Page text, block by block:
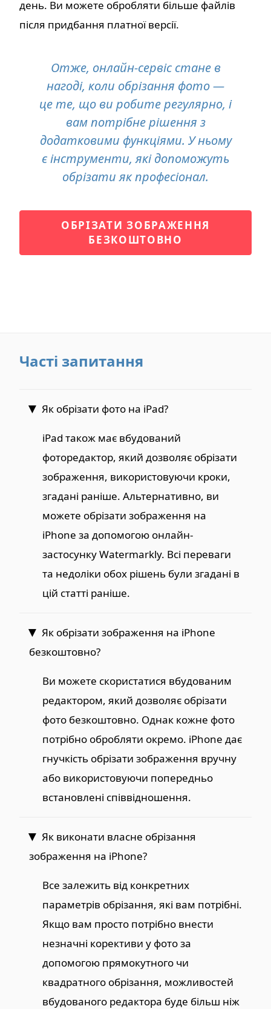
день. Ви можете обробляти більше файлів
після придбання платної версії.
Отже, онлайн-сервіс стане в
нагоді, коли обрізання фото —
це те, що ви робите регулярно, і
вам потрібне рішення з
додатковими функціями. У ньому
є інструменти, які допоможуть
обрізати як професіонал.
ОБРІЗАТИ ЗОБРАЖЕННЯ
БЕЗКОШТОВНО
Часті запитання
Як обрізати фото на iPad?
iPad також має вбудований
фоторедактор, який дозволяє обрізати
зображення, використовуючи кроки,
згадані раніше. Альтернативно, ви
можете обрізати зображення на
iPhone за допомогою онлайн-
застосунку Watermarkly. Всі переваги
та недоліки обох рішень були згадані в
цій статті раніше.
Як обрізати зображення на iPhone
безкоштовно?
Ви можете скористатися вбудованим
редактором, який дозволяє обрізати
фото безкоштовно. Однак кожне фото
потрібно обробляти окремо. iPhone дає
гнучкість обрізати зображення вручну
або використовуючи попередньо
встановлені співвідношення.
Як виконати власне обрізання
зображення на iPhone?
Все залежить від конкретних
параметрів обрізання, які вам потрібні.
Якщо вам просто потрібно внести
незначні корективи у фото за
допомогою прямокутного чи
квадратного обрізання, можливостей
вбудованого редактора буде більш ніж